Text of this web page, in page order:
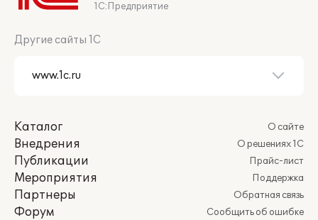
1С:Предприятие
Другие сайты 1С
Каталог
Внедрения
Публикации
Мероприятия
Партнеры
Форум
О сайте
О решениях 1С
Прайс-лист
Поддержка
Обратная связь
Сообщить об ошибке